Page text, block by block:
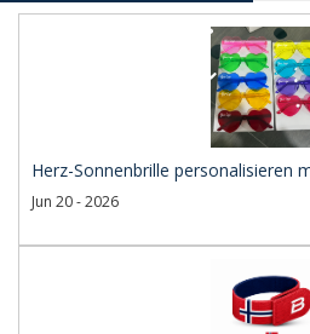
Promotional Products
Herz-Sonnenbrille personalisieren
Jun 20 - 2026